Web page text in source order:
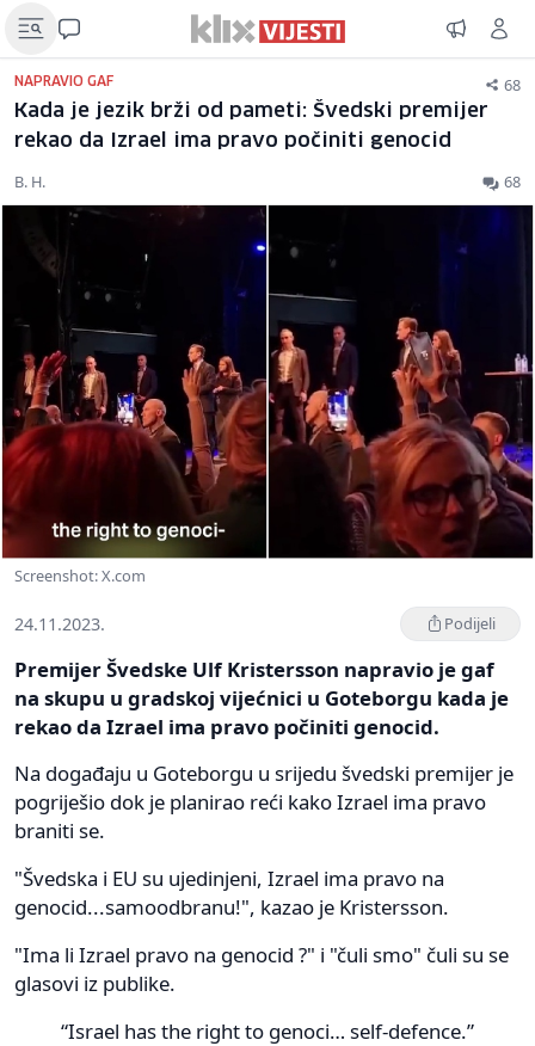
NAPRAVIO GAF 68
Kada je jezik brži od pameti: Švedski premijer
rekao da Izrael ima pravo počiniti genocid
B. H. 68
Screenshot: X.com
24.11.2023. Podijeli
Premijer Švedske Ulf Kristersson napravio je gaf
na skupu u gradskoj vijećnici u Goteborgu kada je
rekao da Izrael ima pravo počiniti genocid.
Na događaju u Goteborgu u srijedu švedski premijer je
pogriješio dok je planirao reći kako Izrael ima pravo
braniti se.
"Švedska i EU su ujedinjeni, Izrael ima pravo na
genocid...samoodbranu!", kazao je Kristersson.
"Ima li Izrael pravo na genocid ?" i "čuli smo" čuli su se
glasovi iz publike.
“Israel has the right to genoci… self-defence.”